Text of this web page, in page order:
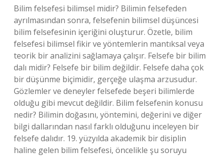
Bilim felsefesi bilimsel midir? Bilimin felsefeden
ayrılmasından sonra, felsefenin bilimsel düşüncesi
bilim felsefesinin içeriğini oluşturur. Özetle, bilim
felsefesi bilimsel fikir ve yöntemlerin mantıksal veya
teorik bir analizini sağlamaya çalışır. Felsefe bir bilim
dalı midir? Felsefe bir bilim değildir. Felsefe daha çok
bir düşünme biçimidir, gerçeğe ulaşma arzusudur.
Gözlemler ve deneyler felsefede beşeri bilimlerde
olduğu gibi mevcut değildir. Bilim felsefenin konusu
nedir? Bilimin doğasını, yöntemini, değerini ve diğer
bilgi dallarından nasıl farklı olduğunu inceleyen bir
felsefe dalıdır. 19. yüzyılda akademik bir disiplin
haline gelen bilim felsefesi, öncelikle şu soruyu